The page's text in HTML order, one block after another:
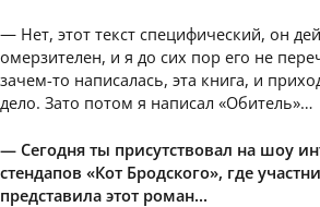
— Нет, этот текст специфический, он
омерзителен, и я до сих пор его не
зачем-то написалась, эта книга, и
дело. Зато потом я написал «Обитель»…
— Сегодня ты присутствовал на шоу
стендапов «Кот Бродского», где
представила этот роман…